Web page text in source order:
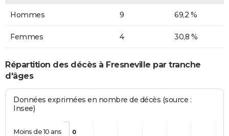
Hommes 9 69,2 %
Femmes 4 30,8 %
Répartition des décès à Fresneville par tranche
d'âges
Données exprimées en nombre de décès (source :
Insee)
0
Moins de 10 ans